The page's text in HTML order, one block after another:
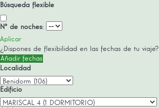
Búsqueda flexible
Nº de noches:
Aplicar
¿Dispones de flexibilidad en las fechas de tu viaje?
Añadir fechas
Localidad
Edificio